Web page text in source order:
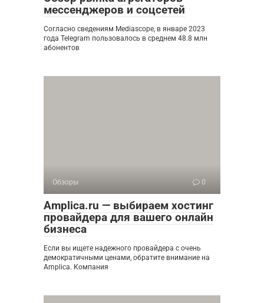
мессенджеров и соцсетей
Согласно сведениям Mediascope, в январе 2023
года Telegram пользовалось в среднем 48.8 млн
абонентов
Обзоры 0
Amplica.ru — выбираем хостинг
провайдера для вашего онлайн
бизнеса
Если вы ищете надежного провайдера с очень
демократичными ценами, обратите внимание на
Amplica. Компания